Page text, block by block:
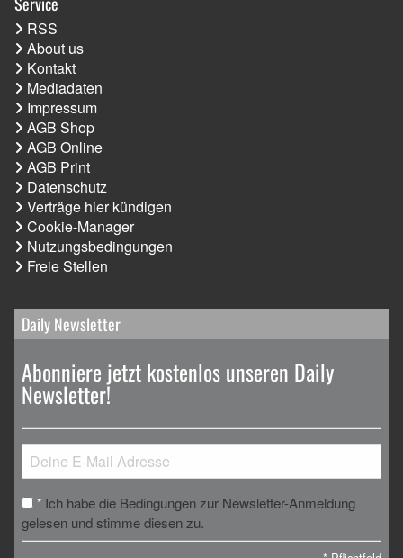
RSS
About us
Kontakt
Mediadaten
Impressum
AGB Shop
AGB Online
AGB Print
Datenschutz
Verträge hier kündigen
Cookie-Manager
Nutzungsbedingungen
Freie Stellen
Daily Newsletter
Abonniere jetzt kostenlos unseren Daily
Newsletter!
* Ich habe die Bedingungen zur Newsletter-Anmeldung
gelesen und stimme diesen zu.